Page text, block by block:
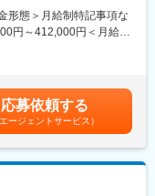
付、進捗管理、社内関係
理など、装置稼働安定
納入後の改善要望対応
よる課題解決
、回答内容の調整
形態＞月給制特記事項な
円～412,000円＜月給＞
規定により決定します。
り：住宅手当／家族手
金はあくまでも目安の金
あります。月給(月額)は
応募依頼する
エージェントサービス）